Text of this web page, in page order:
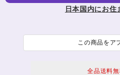
日本国内にお住
この商品をア
全品送料無